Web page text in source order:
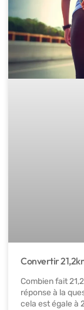
Convertir
Combien fait
réponse à la
cela est égale à